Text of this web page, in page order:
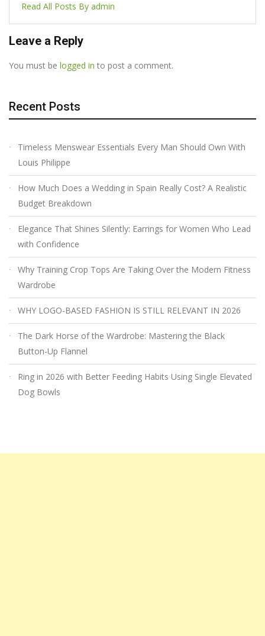
Read All Posts By admin
Leave a Reply
You must be logged in to post a comment.
Recent Posts
Timeless Menswear Essentials Every Man Should Own With
Louis Philippe
How Much Does a Wedding in Spain Really Cost? A Realistic
Budget Breakdown
Elegance That Shines Silently: Earrings for Women Who Lead
with Confidence
Why Training Crop Tops Are Taking Over the Modern Fitness
Wardrobe
WHY LOGO-BASED FASHION IS STILL RELEVANT IN 2026
The Dark Horse of the Wardrobe: Mastering the Black
Button-Up Flannel
Ring in 2026 with Better Feeding Habits Using Single Elevated
Dog Bowls